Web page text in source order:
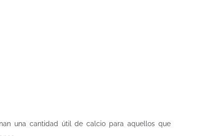
una cantidad útil de calcio para aquellos que